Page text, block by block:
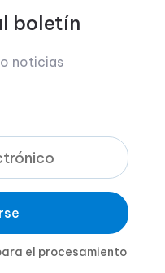
boletín
noticias
el procesamiento